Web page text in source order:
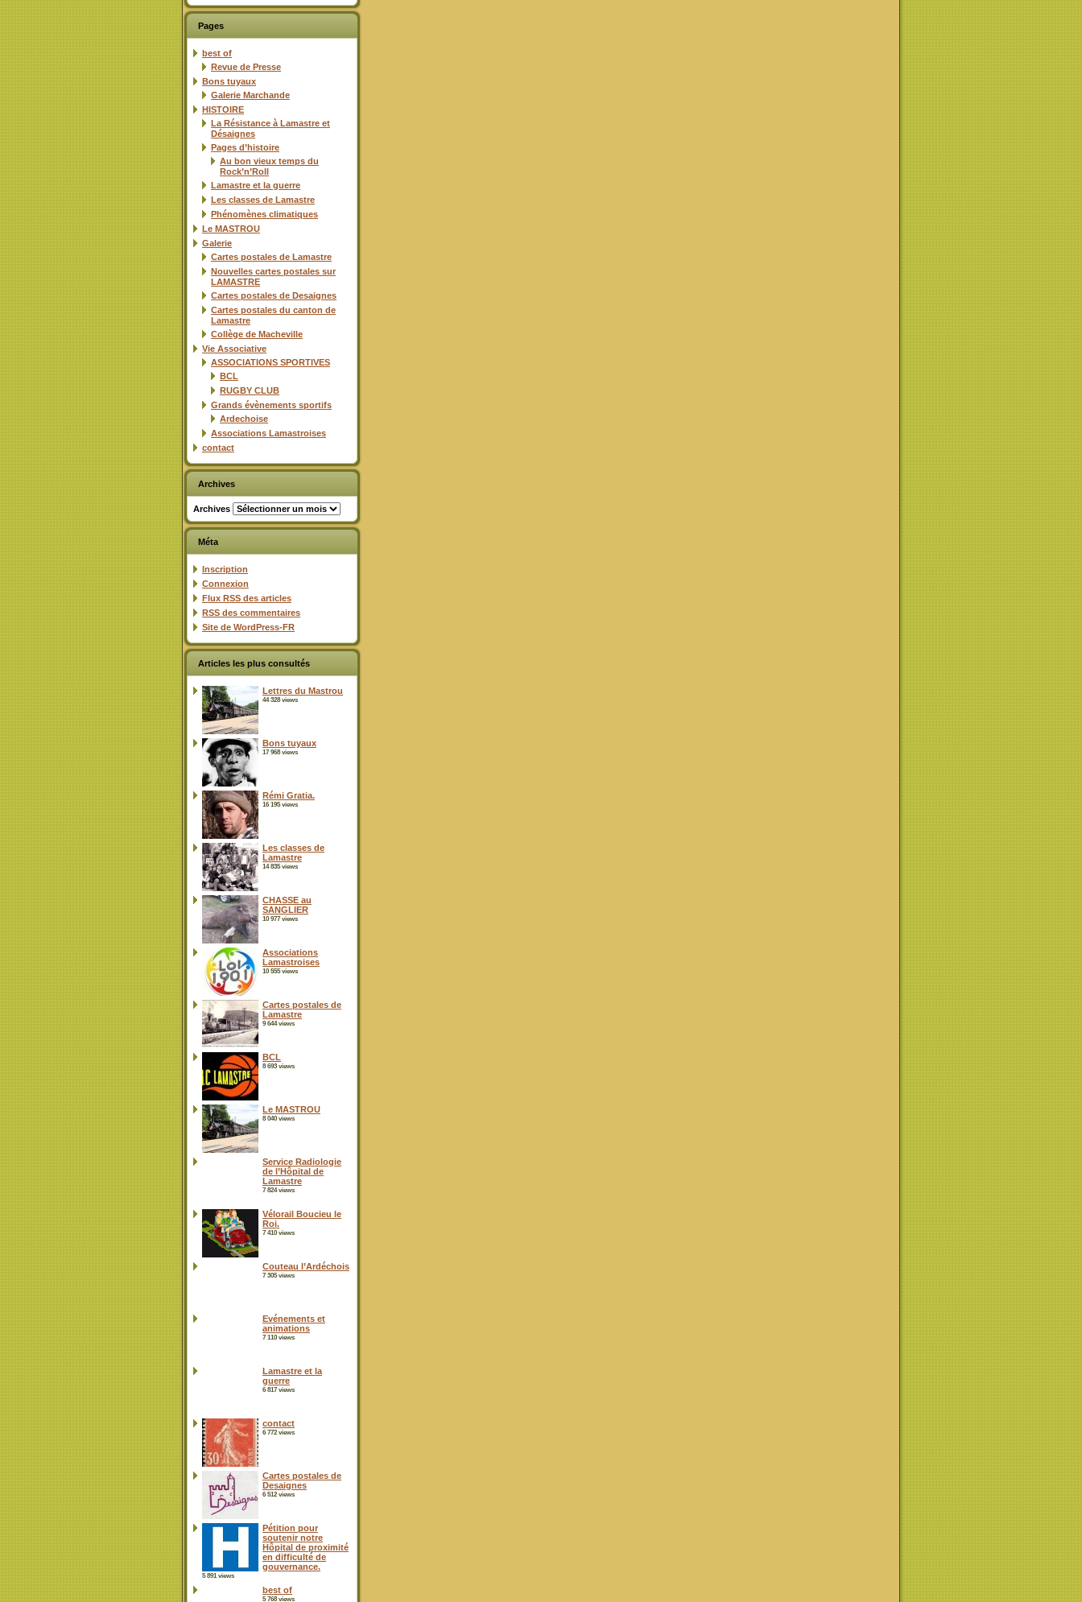
Pages
best of
Revue de Presse
Bons tuyaux
Galerie Marchande
HISTOIRE
La Résistance à Lamastre et
Désaignes
Pages d’histoire
Au bon vieux temps du
Rock’n’Roll
Lamastre et la guerre
Les classes de Lamastre
Phénomènes climatiques
Le MASTROU
Galerie
Cartes postales de Lamastre
Nouvelles cartes postales sur
LAMASTRE
Cartes postales de Desaignes
Cartes postales du canton de
Lamastre
Collège de Macheville
Vie Associative
ASSOCIATIONS SPORTIVES
BCL
RUGBY CLUB
Grands évènements sportifs
Ardechoise
Associations Lamastroises
contact
Archives
Archives
Méta
Inscription
Connexion
Flux RSS des articles
RSS des commentaires
Site de WordPress-FR
Articles les plus consultés
Lettres du Mastrou
44 328 views
Bons tuyaux
17 968 views
Rémi Gratia.
16 195 views
Les classes de
Lamastre
14 835 views
CHASSE au
SANGLIER
10 977 views
Associations
Lamastroises
10 555 views
Cartes postales de
Lamastre
9 644 views
BCL
8 693 views
Le MASTROU
8 040 views
Service Radiologie
de l’Hôpital de
Lamastre
7 824 views
Vélorail Boucieu le
Roi.
7 410 views
Couteau l’Ardéchois
7 305 views
Evénements et
animations
7 110 views
Lamastre et la
guerre
6 817 views
contact
6 772 views
Cartes postales de
Desaignes
6 512 views
Pétition pour
soutenir notre
Hôpital de proximité
en difficulté de
gouvernance.
5 891 views
best of
5 768 views